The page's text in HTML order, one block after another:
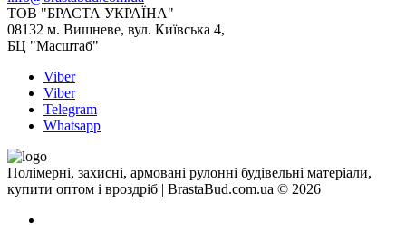
ТОВ "БРАСТА УКРАЇНА"
08132 м. Вишневе, вул. Київська 4,
БЦ "Масштаб"
Viber
Viber
Telegram
Whatsapp
Полімерні, захисні, армовані рулонні будівельні матеріали,
купити оптом і вроздріб | BrastaBud.com.ua © 2026